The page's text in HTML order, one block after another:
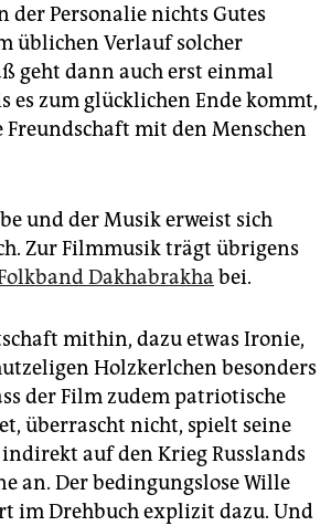
der Personalie nichts Gutes
üblichen Verlauf solcher
geht dann auch erst einmal
es zum glücklichen Ende kommt,
Freundschaft mit den Menschen
und der Musik erweist sich
Zur Filmmusik trägt übrigens
Dakhabrakha bei.
mithin, dazu etwas Ironie,
Holz­kerlchen besonders
der Film zudem patriotische
überrascht nicht, spielt seine
indirekt auf den Krieg Russlands
an. Der bedingungs­lose Wille
im Drehbuch explizit dazu. Und